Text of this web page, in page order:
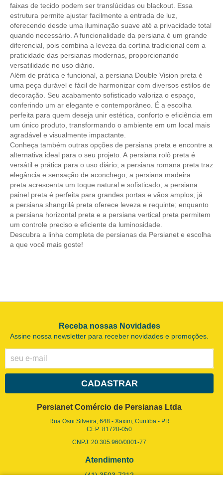
faixas de tecido podem ser translúcidas ou blackout. Essa
estrutura permite ajustar facilmente a entrada de luz,
oferecendo desde uma iluminação suave até a privacidade total
quando necessário. A funcionalidade da persiana é um grande
diferencial, pois combina a leveza da cortina tradicional com a
praticidade das persianas modernas, proporcionando
versatilidade no uso diário.
Além de prática e funcional, a persiana Double Vision preta é
uma peça durável e fácil de harmonizar com diversos estilos de
decoração. Seu acabamento sofisticado valoriza o espaço,
conferindo um ar elegante e contemporâneo. É a escolha
perfeita para quem deseja unir estética, conforto e eficiência em
um único produto, transformando o ambiente em um local mais
agradável e visualmente impactante.
Conheça também outras opções de persiana preta e encontre a
alternativa ideal para o seu projeto. A persiana rolô preta é
versátil e prática para o uso diário; a persiana romana preta traz
elegância e sensação de aconchego; a persiana madeira
preta acrescenta um toque natural e sofisticado; a persiana
painel preta é perfeita para grandes portas e vãos amplos; já
a persiana shangrilá preta oferece leveza e requinte; enquanto
a persiana horizontal preta e a persiana vertical preta permitem
um controle preciso e eficiente da luminosidade.
Descubra a linha completa de persianas da Persianet e escolha
a que você mais goste!
Receba nossas Novidades
Assine nossa newsletter para receber novidades e promoções.
CADASTRAR
Persianet Comércio de Persianas Ltda
Rua Osni Silveira, 648- Xaxim, Curitiba- PR
CEP: 81720-050
CNPJ: 20.305.960/0001-77
Atendimento
(41)3503-7212